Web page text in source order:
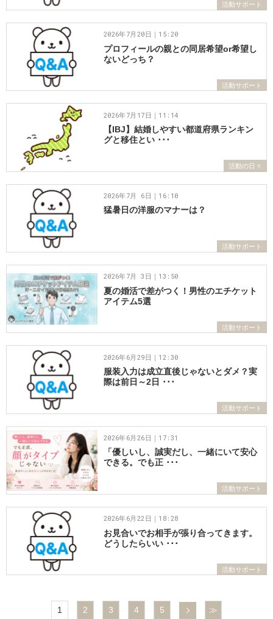
活動サポート
活動サポート
プロフィールの親との同居希望or希望し
ないどっち？
2026年7月20日｜15:20
活動の日々
【IBJ】結婚しやすい都道府県ランキン
グと移住とい ･･･
2026年7月17日｜11:14
活動サポート
猛暑日の洋服のマナーは？
2026年7月 6日｜16:10
活動サポート
夏の婚活で差がつく！男性のエチケット
アイテム5選
2026年7月 3日｜13:50
活動サポート
服装入力は成立直後じゃないとダメ？実
際は前日～2日 ･･･
2026年6月29日｜12:30
活動サポート
「優しいし、誠実だし、一緒にいて安心
できる。でも正 ･･･
2026年6月26日｜17:31
活動サポート
お見合いでお相手が張り合ってきます。
どうしたらいい ･･･
2026年6月22日｜18:28
1 2 3 4 5 次へ≫